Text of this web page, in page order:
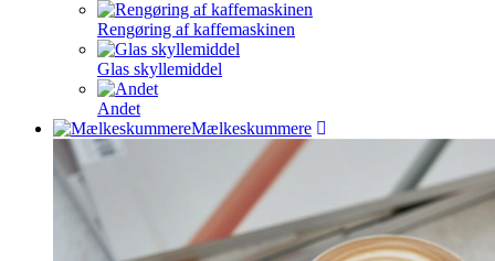
Rengøring af kaffemaskinen
Glas skyllemiddel
Andet
Mælkeskummere